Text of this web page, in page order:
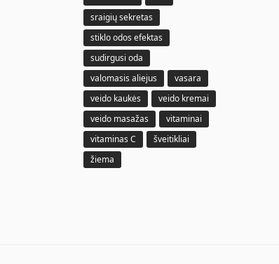
sraigių sekretas
stiklo odos efektas
sudirgusi oda
valomasis aliejus
vasara
veido kaukės
veido kremai
veido masažas
vitaminai
vitaminas C
šveitikliai
žiema